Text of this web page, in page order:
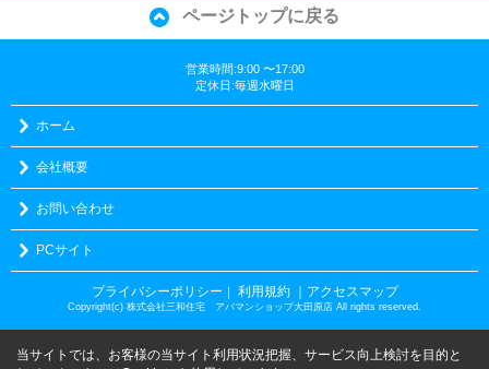
ページトップに戻る
営業時間:9:00 〜17:00
定休日:毎週水曜日
ホーム
会社概要
お問い合わせ
PCサイト
プライバシーポリシー 利用規約 ｜アクセスマップ
Copyright(c) 株式会社三和住宅 アパマンショップ大田原店 All rights reserved.
当サイトでは、お客様の当サイト利用状況把握、サービス向上検討を目的と